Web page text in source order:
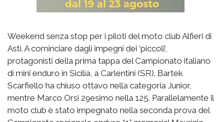
Weekend senza stop per i piloti del moto club Alfieri di
Asti. A cominciare dagli impegni dei ‘piccoli’,
protagonisti della prima tappa del Campionato italiano
di mini enduro in Sicilia, a Carlentini (SR). Bartek
Scarfiello ha chiuso ottavo nella categoria Junior,
mentre Marco Orsi 29esimo nella 125. Parallelamente il
moto club è stato impegnato nella seconda prova del